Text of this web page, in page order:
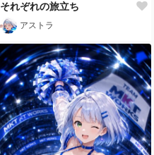
それぞれの旅立ち
アストラ